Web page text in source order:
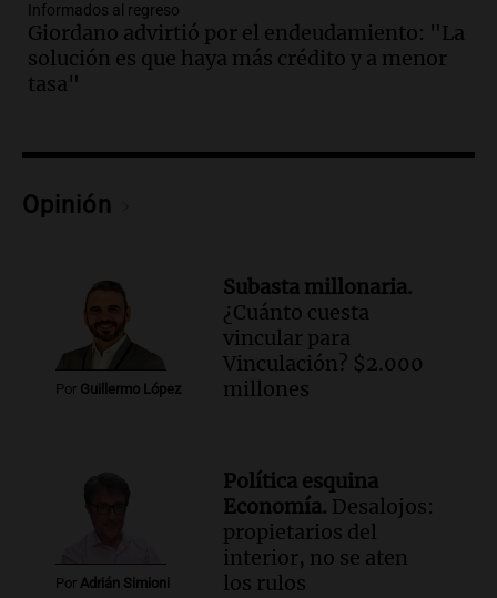
Audio.Una nutricionista derribó el mito
del desayuno ideal: qué alimentos
conviene priorizar
Audio.
Mateo, a los 25 años, lucha
contra el tiempo: necesita un trasplante
para poder seguir viviend
Una mañana para todos
Episodios
Una mañana para todos
Episodios
Altas Cumbres: rescataron a una
cabra que llevaba ocho días atrapada en
Informados al regreso
Giordano advirtió por el endeudamiento: "La
solución es que haya más crédito y a menor
tasa"
Opinión
Por Guillermo López
Subasta millonaria.
¿Cuánto cuesta
vincular para
Vinculación? $2.000
millones
Por Adrián Simioni
Política esquina
Economía. Desalojos:
propietarios del
interior, no se aten
los rulos